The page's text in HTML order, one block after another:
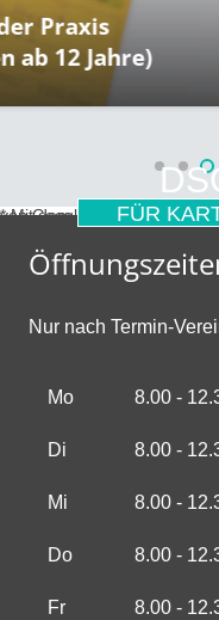
Jahre)
FÜR
* Mit dem Laden der Karte akzeptierst du die Datenschutzerklärung von Google. Mehr erfahren
Nur nach Termin-
Mo 8.00 -
Di 8.00 -
Mi 8.00 -
Do 8.00 -
Fr 8.00 -